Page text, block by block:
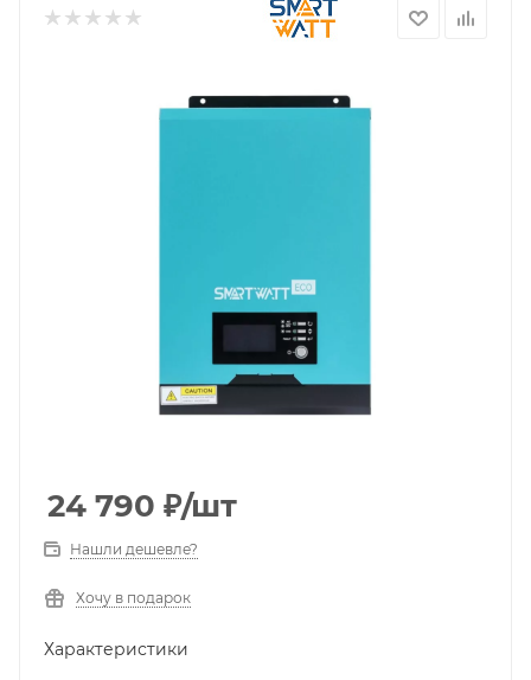
24 790 ₽/шт
Нашли дешевле?
Хочу в подарок
Характеристики